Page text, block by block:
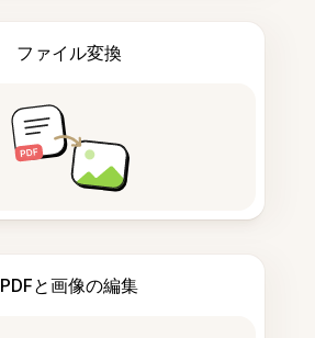
ファイル変換
PDFと画像の編集